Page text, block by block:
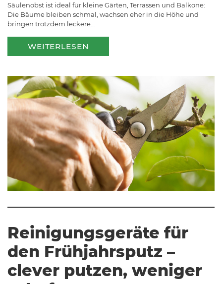
Säulenobst ist ideal für kleine Gärten, Terrassen und Balkone:
Die Bäume bleiben schmal, wachsen eher in die Höhe und
bringen trotzdem leckere…
WEITERLESEN
Reinigungsgeräte für
den Frühjahrsputz –
clever putzen, weniger